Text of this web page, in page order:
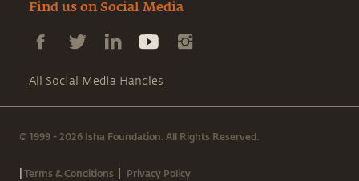
Find us on Social Media
All Social Media Handles
© 1999 - 2026 Isha Foundation. All Rights Reserved.
|Terms & Conditions | Privacy Policy